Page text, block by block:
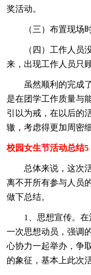
奖活动。
（三）布置现场
（四）工作人员
来，出现工作人员只
虽然顺利的完成
是在团学工作质量与
引以为戒，在以后的
辙，考虑得更加周密
校园女生节活动总结5
总体来说，这次
离不开所有参与人员
做下总结。
1、思想宣传。
一次思想动员，强调
心协力一起举办，争
的象征，基本上此次